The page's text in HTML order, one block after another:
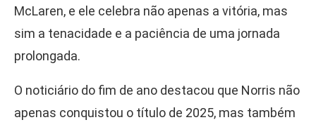
McLaren, e ele celebra não apenas a vitória, mas
sim a tenacidade e a paciência de uma jornada
prolongada.
O noticiário do fim de ano destacou que Norris não
apenas conquistou o título de 2025, mas também